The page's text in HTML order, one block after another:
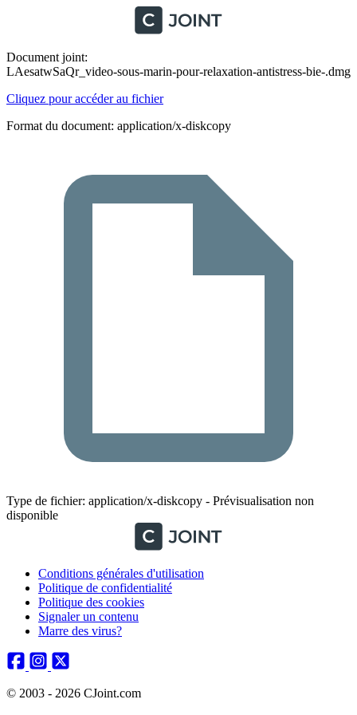
Document joint:
LAesatwSaQr_video-sous-marin-pour-relaxation-antistress-bie-.dmg
Cliquez pour accéder au fichier
Format du document: application/x-diskcopy
Type de fichier: application/x-diskcopy - Prévisualisation non
disponible
Conditions générales d'utilisation
Politique de confidentialité
Politique des cookies
Signaler un contenu
Marre des virus?
© 2003 - 2026 CJoint.com